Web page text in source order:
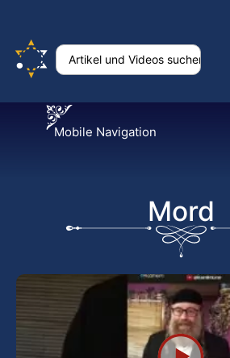
Mobile Navigation
Mord